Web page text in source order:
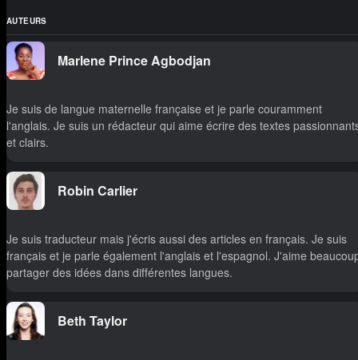
AUTEURS
Marlene Prince Agbodjan
Je suis de langue maternelle française et je parle couramment
l'anglais. Je suis un rédacteur qui aime écrire des textes
et clairs.
Robin Carlier
Je suis traducteur mais j'écris aussi des articles en français. Je suis
français et je parle également l'anglais et l'espagnol. J'aime
partager des idées dans différentes langues.
Beth Taylor